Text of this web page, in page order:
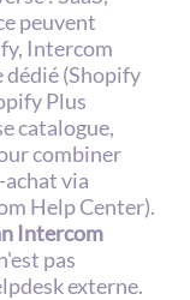
peuvent
Intercom
dédié (Shopify
Plus
catalogue,
combiner
via
Intercom
pas
externe.